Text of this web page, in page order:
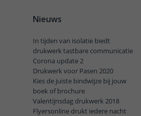
Nieuws
In tijden van isolatie biedt
drukwerk tastbare communicatie
Corona update 2
Drukwerk voor Pasen 2020
Kies de juiste bindwijze bij jouw
boek of brochure
Valentijnsdag drukwerk 2018
Flyersonline drukt iedere nacht